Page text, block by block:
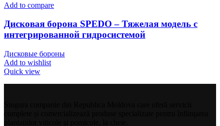
Add to compare
Дисковая борона SPEDO – Тяжелая модель с
интегрированной гидросистемой
Дисковые бороны
Add to wishlist
Quick view